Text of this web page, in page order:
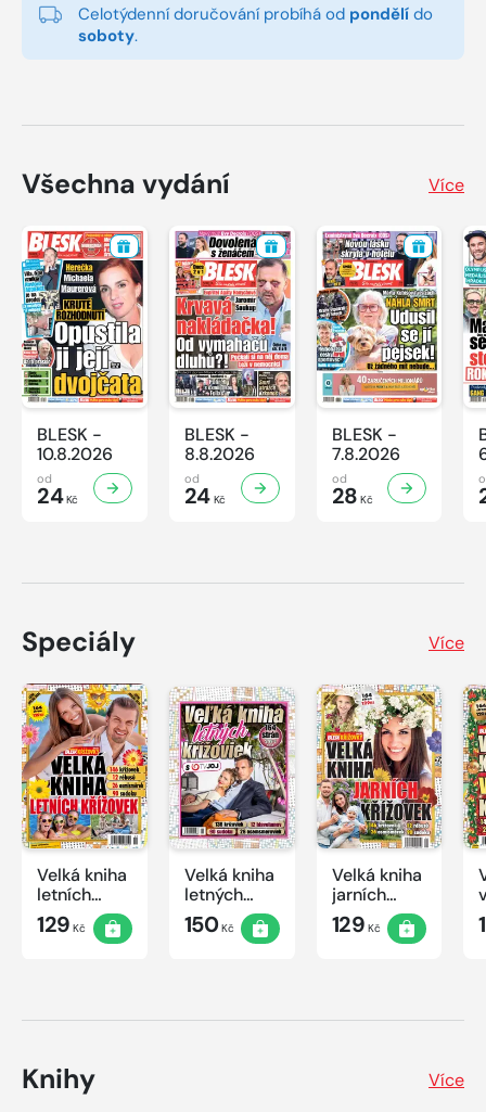
Celotýdenní doručování probíhá od pondělí do
soboty.
Všechna vydání Více
BLESK -
10.8.2026
od
24Kč
BLESK -
8.8.2026
od
24Kč
BLESK -
7.8.2026
od
28 Kč
Speciály Více
Velká kniha
letních
křížovek
2026
129 Kč
Velká kniha
letných
krížoviek s
TV JOJ
150Kč
Velká kniha
jarních
křížovek
2026
129 Kč
Knihy Více